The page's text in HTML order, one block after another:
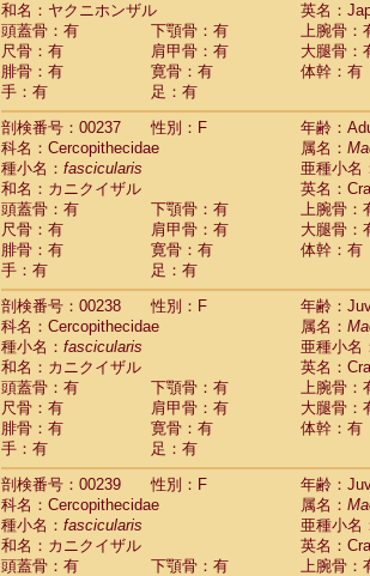
和名：ヤクニホンザル
英名：
頭蓋骨：有
下顎骨：有
上腕骨：
尺骨：有
肩甲骨：有
大腿骨：
腓骨：有
寛骨：有
体幹：有
手：有
足：有
剖検番号：00237
性別：F
年齢：
科名：Cercopithecidae
属名：
種小名： fascicularis
亜種小名
和名：カニクイザル
英名：
頭蓋骨：有
下顎骨：有
上腕骨：
尺骨：有
肩甲骨：有
大腿骨：
腓骨：有
寛骨：有
体幹：有
手：有
足：有
剖検番号：00238
性別：F
年齢：
科名：Cercopithecidae
属名：
種小名： fascicularis
亜種小名
和名：カニクイザル
英名：
頭蓋骨：有
下顎骨：有
上腕骨：
尺骨：有
肩甲骨：有
大腿骨：
腓骨：有
寛骨：有
体幹：有
手：有
足：有
剖検番号：00239
性別：F
年齢：
科名：Cercopithecidae
属名：
種小名： fascicularis
亜種小名
和名：カニクイザル
英名：
頭蓋骨：有
下顎骨：有
上腕骨：